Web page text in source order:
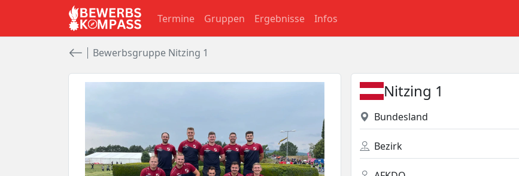
Termine Gruppen Ergebnisse Infos
Bewerbsgruppe Nitzing 1
Nitzing 1
Bundesland
Bezirk